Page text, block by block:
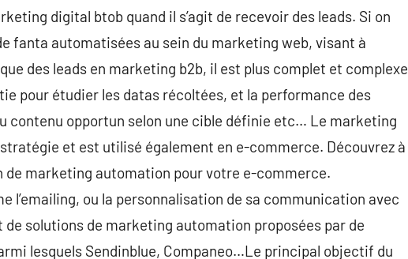
digital btob quand il s’agit de recevoir des leads. Si on
fanta automatisées au sein du marketing web, visant à
des leads en marketing b2b, il est plus complet et complexe
pour étudier les datas récoltées, et la performance des
contenu opportun selon une cible définie etc… Le marketing
et est utilisé également en e-commerce. Découvrez à
marketing automation pour votre e-commerce.
l’emailing, ou la personnalisation de sa communication avec
solutions de marketing automation proposées par de
lesquels Sendinblue, Companeo…Le principal objectif du